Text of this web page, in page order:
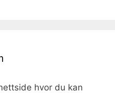
hvor du kan